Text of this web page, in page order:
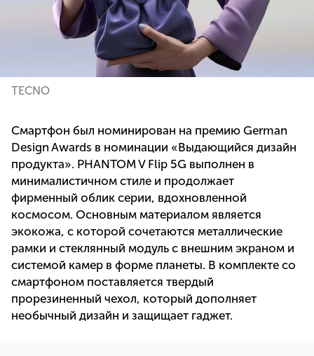
TECNO
Смартфон был номинирован на премию German
Design Awards в номинации «Выдающийся дизайн
продукта». PHANTOM V Flip 5G выполнен в
минималистичном стиле и продолжает
фирменный облик серии, вдохновленной
космосом. Основным материалом является
экокожа, с которой сочетаются металлические
рамки и стеклянный модуль с внешним экраном и
системой камер в форме планеты. В комплекте со
смартфоном поставляется твердый
прорезиненный чехол, который дополняет
необычный дизайн и защищает гаджет.